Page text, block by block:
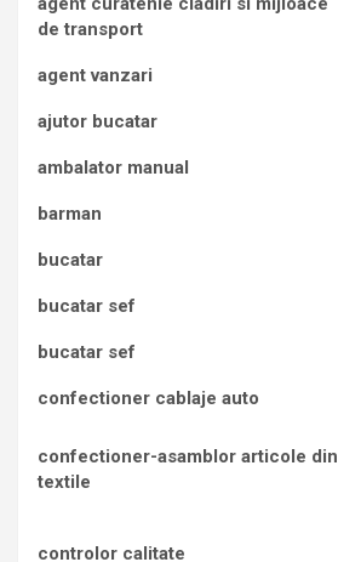
de transport
agent vanzari
ajutor bucatar
ambalator manual
barman
bucatar
bucatar sef
bucatar sef
confectioner cablaje auto
confectioner-asamblor articole din
textile
controlor calitate